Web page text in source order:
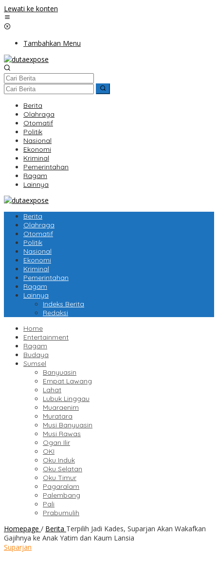
Lewati ke konten
Tambahkan Menu
Berita
Olahraga
Otomatif
Politik
Nasional
Ekonomi
Kriminal
Pemerintahan
Ragam
Lainnya
Berita
Olahraga
Otomatif
Politik
Nasional
Ekonomi
Kriminal
Pemerintahan
Ragam
Lainnya
Indeks Berita
Redaksi
Home
Entertainment
Ragam
Budaya
Sumsel
Banyuasin
Empat Lawang
Lahat
Lubuk Linggau
Muaraenim
Muratara
Musi Banyuasin
Musi Rawas
Ogan Ilir
OKI
Oku Induk
Oku Selatan
Oku Timur
Pagaralam
Palembang
Pali
Prabumulih
Homepage / Berita Terpilih Jadi Kades, Suparjan Akan Wakafkan
Gajihnya ke Anak Yatim dan Kaum Lansia
Suparjan